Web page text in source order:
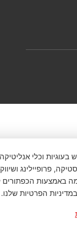
וכלי
פרופיילינג
באמצעות הכפתורים
הפרטיות שלנו.